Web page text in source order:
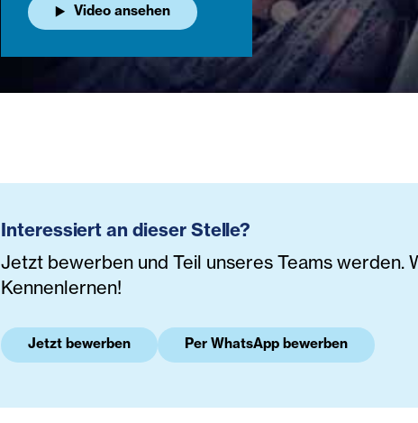
Video ansehen
Interessiert an dieser Stelle?
Jetzt bewerben und Teil unseres Teams werden.
Kennenlernen!
Jetzt bewerben Per WhatsApp bewerben